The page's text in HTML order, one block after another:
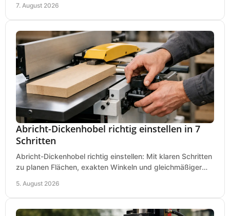
7. August 2026
Abricht-Dickenhobel richtig einstellen in 7
Schritten
Abricht-Dickenhobel richtig einstellen: Mit klaren Schritten
zu planen Flächen, exakten Winkeln und gleichmäßiger
5. August 2026